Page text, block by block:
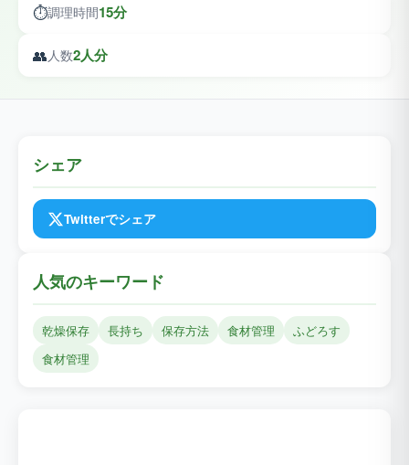
⏱️調理時間15分
👥人数2人分
シェア
Twitterでシェア
人気のキーワード
乾燥保存 長持ち 保存方法 食材管理
ふどろす
食材管理